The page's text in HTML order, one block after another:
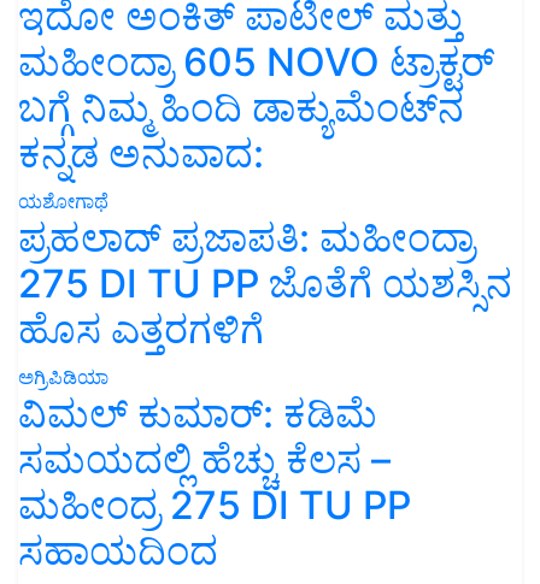
ಇದೋ ಅಂಕಿತ್ ಪಾಟೀಲ್ ಮತ್ತು
ಮಹೀಂದ್ರಾ 605 NOVO ಟ್ರಾಕ್ಟರ್
ಬಗ್ಗೆ ನಿಮ್ಮ ಹಿಂದಿ ಡಾಕ್ಯುಮೆಂಟ್‌ನ
ಕನ್ನಡ ಅನುವಾದ:
ಯಶೋಗಾಥೆ
ಪ್ರಹಲಾದ್ ಪ್ರಜಾಪತಿ: ಮಹೀಂದ್ರಾ
275 DI TU PP ಜೊತೆಗೆ ಯಶಸ್ಸಿನ
ಹೊಸ ಎತ್ತರಗಳಿಗೆ
ಅಗ್ರಿಪಿಡಿಯಾ
ವಿಮಲ್ ಕುಮಾರ್: ಕಡಿಮೆ
ಸಮಯದಲ್ಲಿ ಹೆಚ್ಚು ಕೆಲಸ –
ಮಹೀಂದ್ರ 275 DI TU PP
ಸಹಾಯದಿಂದ